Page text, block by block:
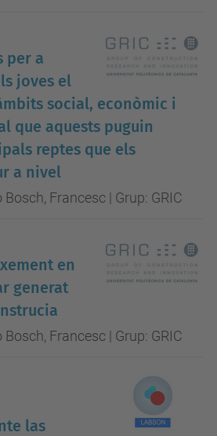
per a
joves el
social, econòmic i
que aquests puguin
reptes que els
a nivel
Francesc | Grup: GRIC
en
generat
Francesc | Grup: GRIC
las